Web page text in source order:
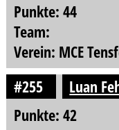
Punkte: 44
Team:
Verein: MCE
#255
Luan
Punkte: 42